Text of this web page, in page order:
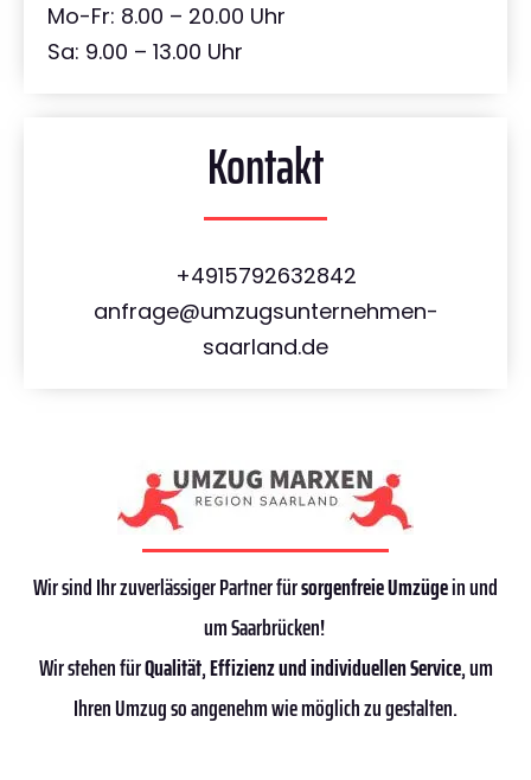
Mo-Fr: 8.00 – 20.00 Uhr
Sa: 9.00 – 13.00 Uhr
Kontakt
+4915792632842
anfrage@umzugsunternehmen-
saarland.de
Wir sind Ihr zuverlässiger Partner fürsorgenfreie Umzügein und
um Saarbrücken!
Wir stehen fürQualität,Effizienzund individuellen Service, um
Ihren Umzug so angenehm wie möglich zu gestalten.